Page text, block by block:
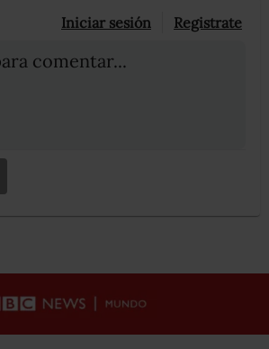
Iniciar sesión Registrate
comentar...